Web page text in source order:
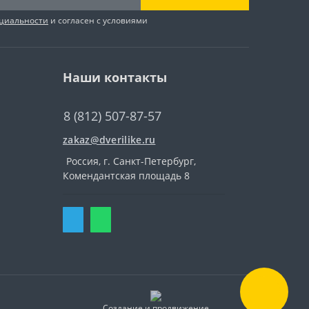
и согласен с условиями
Наши контакты
8 (812) 507-87-57
zakaz@dverilike.ru
Россия, г. Санкт-Петербург,
Комендантская площадь 8